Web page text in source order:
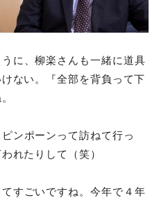
に、柳楽さんも一緒に道具
ない。『全部を背負って下
ンポーンって訪ねて行っ
れたりして（笑）
すごいですね。今年で４年